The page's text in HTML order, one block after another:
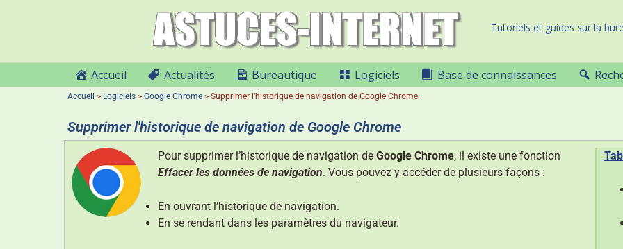
Tutoriels et guides sur la
Accueil Actualités Bureautique Logiciels Base de connaissances
Accueil > Logiciels > Google Chrome > Supprimer l’historique de navigation de Google Chrome
Supprimer l'historique de navigation de Google Chrome
Pour supprimer l’historique de navigation de Google Chrome, il existe une fonction
Effacer les données de navigation. Vous pouvez y accéder de plusieurs façons :
En ouvrant l’historique de navigation.
En se rendant dans les paramètres du navigateur.